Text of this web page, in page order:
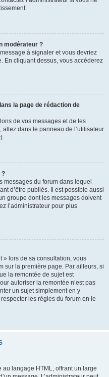
modérateur ?
à signaler et vous devriez
En cliquant dessus, vous accéderez
la page de rédaction de
de vos messages et de les
dans le panneau de l’utilisateur
).
?
messages du forum dans lequel
d’être publiés. Il est possible aussi
groupe dont les messages doivent
l’administrateur pour plus
» lors de sa consultation, vous
sur la première page. Par ailleurs, si
la remontée de sujet est
autoriser la remontée n’est pas
un sujet simplement en y
les règles du forum en le
langage HTML, offrant un large